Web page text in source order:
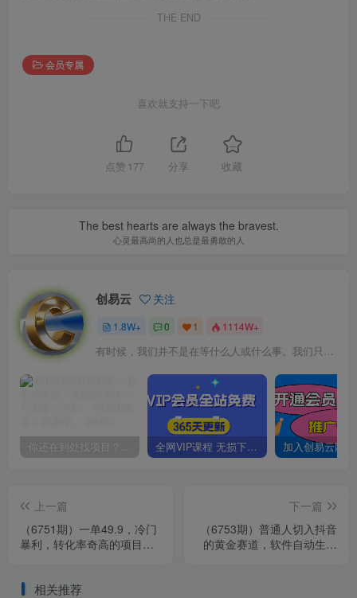
THE END
会员专属
喜欢就支持一下吧
点赞 177 分享 收藏
The best hearts are always the bravest.
心灵最高尚的人也总是最勇敢的人
创易云 关注
1.8W+ 0 1 1114W+
有时候，我们并不是在等什么人或什么事。我们只是在静待岁月改变自己
你还在到处找项目？还在当韭菜？我靠卖项目一个月收入5万+，曾经我也是个失败者。 全网VIP课程 无损下载~
上一篇
（6751期）一单49.9，冷门
暴利，转化率奇高的项目，
下一篇
（6753期）普通人切入抖音
的黄金赛道，软件自动生成
相关推荐